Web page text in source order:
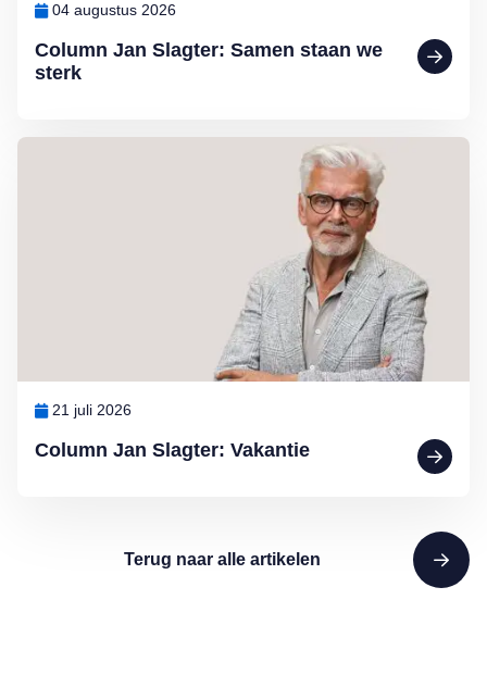
Column Jan Slagter: Samen staan we
sterk
04 augustus 2026
Column Jan Slagter: Vakantie
21 juli 2026
Lees meer over Column Jan Slagter: Vakantie
Terug naar alle artikelen